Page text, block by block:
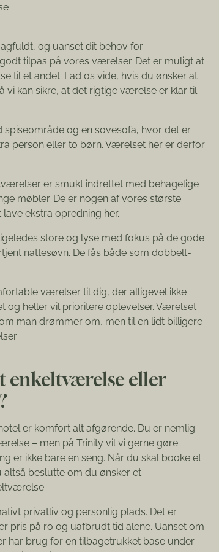
og uanset dit behov for
tilpas på vores værelser. Det er muligt at
til et andet. Lad os vide, hvis du ønsker at
vi kan sikre, at det rigtige værelse er klar til
spiseområde og en sovesofa, hvor det er
person eller to børn. Værelset her er derfor
er smukt indrettet med behagelige
møbler. De er nogen af vores største
ekstra opredning her.
store og lyse med fokus på de gode
nattesøvn. De fås både som dobbelt-
værelser til dig, der alligevel ikke
og heller vil prioritere oplevelser. Værelset
man drømmer om, men til en lidt billigere
enkeltværelse eller
er komfort alt afgørende. Du er nemlig
– men på Trinity vil vi gerne gøre
er ikke bare en seng. Når du skal booke et
beslutte om du ønsker et
privatliv og personlig plads. Det er
pris på ro og uafbrudt tid alene. Uanset om
har brug for en tilbagetrukket base under